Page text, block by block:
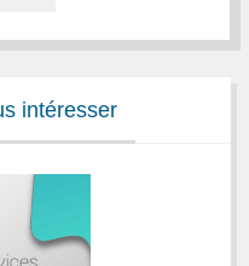
intéresser